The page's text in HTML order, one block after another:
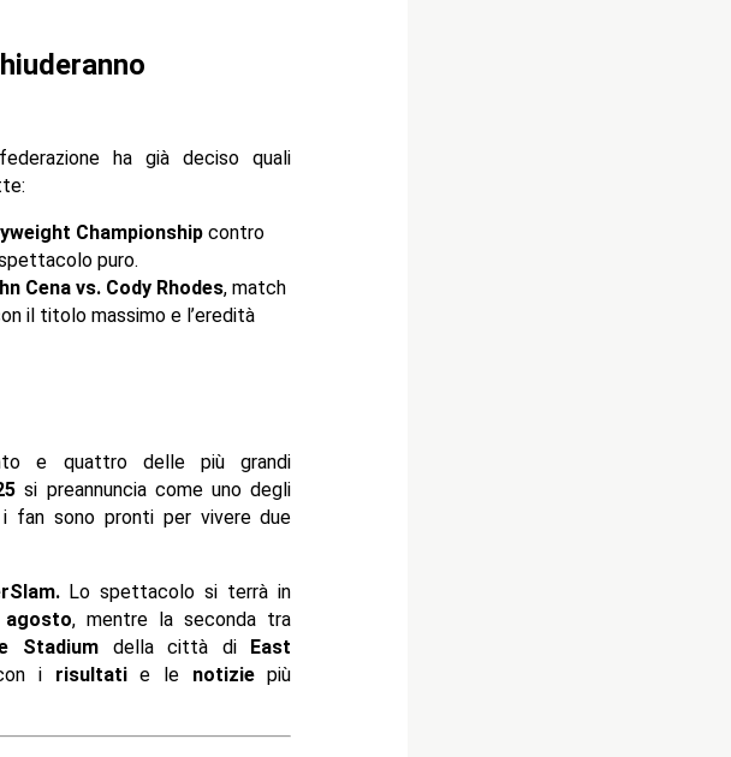
ha già deciso quali
Championshipcontro
puro.
Cena vs. Cody Rhodes, match
il titolo massimo e l’eredità
e quattro delle più grandi
si preannuncia come uno degli
i fan sono pronti per vivere due
Lo spettacolo si terrà in
, mentre la seconda tra
Stadiumdella città di East
i risultatie le notiziepiù